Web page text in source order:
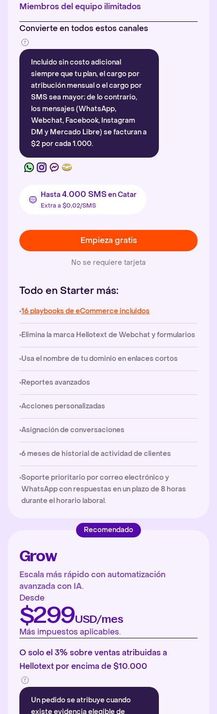
Miembros del equipo ilimitados
Convierte en todos estos canales
Incluido sin costo adicional
siempre que tu plan, el cargo por
atribución mensual o el cargo por
SMS sea mayor; de lo contrario,
los mensajes (WhatsApp,
Webchat, Facebook, Instagram
DM y Mercado Libre) se facturan a
$2 por cada 1.000.
Hasta 4.000 SMSen Catar
Extra a $0,02/SMS
Empieza gratis
No se requiere tarjeta
Todo en Starter más:
16 playbooks de eCommerce incluidos
Elimina la marca Hellotext de Webchat y formularios
Usa el nombre de tu dominio en enlaces cortos
Reportes avanzados
Acciones personalizadas
Asignación de conversaciones
6 meses de historial de actividad de clientes
Soporte prioritario por correo electrónico y
WhatsApp con respuestas en un plazo de 8 horas
durante el horario laboral.
Recomendado
Grow
Escala más rápido con automatización
avanzada con IA.
Desde
$299USD/mes
Más impuestos aplicables.
O solo el 3% sobre ventas atribuidas a
Hellotext por encima de $10.000
Un pedido se atribuye cuando
existe evidencia elegible de